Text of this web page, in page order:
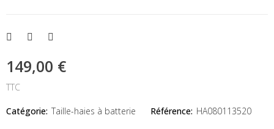
149,00 €
TTC
Catégorie: Taille-haies à batterie Référence: HA080113520